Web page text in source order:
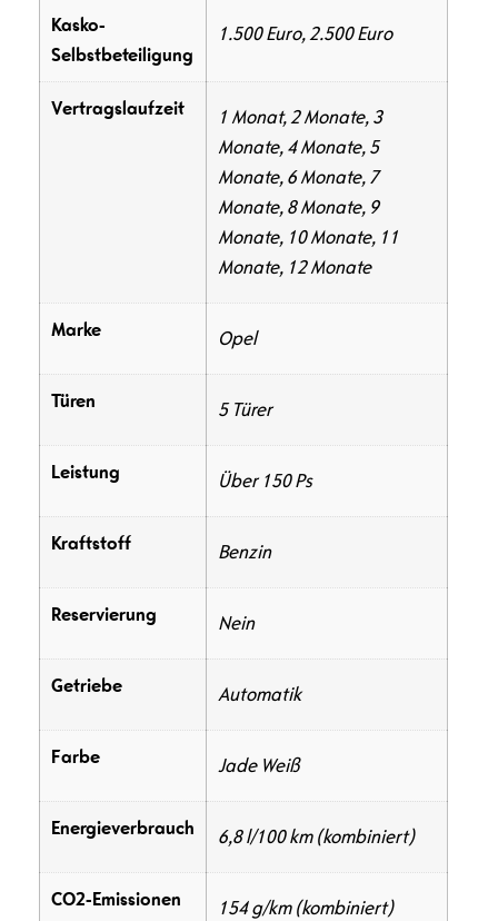
Kasko-
Selbstbeteiligung
1.500 Euro, 2.500 Euro
Vertragslaufzeit
1 Monat, 2 Monate, 3
Monate, 4 Monate, 5
Monate, 6 Monate, 7
Monate, 8 Monate, 9
Monate, 10 Monate, 11
Monate, 12 Monate
Marke Opel
Türen 5 Türer
Leistung Über 150 Ps
Kraftstoff Benzin
Reservierung Nein
Getriebe Automatik
Farbe Jade Weiß
Energieverbrauch 6,8 l/100 km (kombiniert)
CO2-Emissionen 154 g/km (kombiniert)